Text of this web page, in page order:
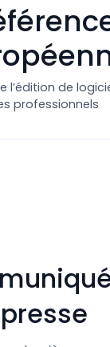
l’édition de
professionnels
presse